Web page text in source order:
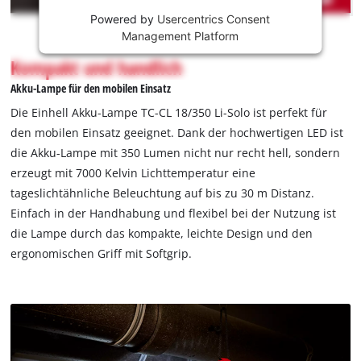
content
permitted
to
load
to
trackers
that
are
not
to
the
website
Powered by Usercentrics Consent
Management Platform
Kompakt und handlich
Akku-Lampe für den mobilen Einsatz
Die Einhell Akku-Lampe TC-CL 18/350 Li-Solo ist perfekt für
den mobilen Einsatz geeignet. Dank der hochwertigen LED ist
die Akku-Lampe mit 350 Lumen nicht nur recht hell, sondern
erzeugt mit 7000 Kelvin Lichttemperatur eine
tageslichtähnliche Beleuchtung auf bis zu 30 m Distanz.
Einfach in der Handhabung und flexibel bei der Nutzung ist
die Lampe durch das kompakte, leichte Design und den
ergonomischen Griff mit Softgrip.